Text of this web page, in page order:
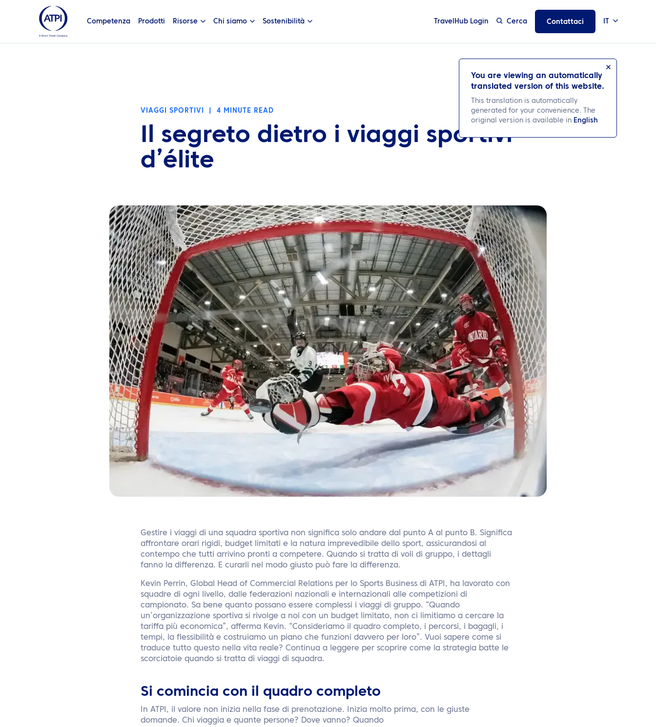
Competenza Prodotti Risorse Chi siamo Sostenibilità TravelHub Login Cerca Contattaci IT
You are viewing an automatically
translated version of this website.
This translation is automatically
generated for your convenience. The
original version is available in English
VIAGGI SPORTIVI 4 MINUTE READ
Il segreto dietro i viaggi sportivi
d’élite
Gestire i viaggi di una squadra sportiva non significa solo andare dal punto A al punto B. Significa
affrontare orari rigidi, budget limitati e la natura imprevedibile dello sport, assicurandosi al
contempo che tutti arrivino pronti a competere. Quando si tratta di voli di gruppo, i dettagli
fanno la differenza. E curarli nel modo giusto può fare la differenza.
Kevin Perrin, Global Head of Commercial Relations per lo Sports Business di ATPI, ha lavorato con
squadre di ogni livello, dalle federazioni nazionali e internazionali alle competizioni di
campionato. Sa bene quanto possano essere complessi i viaggi di gruppo. “Quando
un’organizzazione sportiva si rivolge a noi con un budget limitato, non ci limitiamo a cercare la
tariffa più economica”, afferma Kevin. “Consideriamo il quadro completo, i percorsi, i bagagli, i
tempi, la flessibilità e costruiamo un piano che funzioni davvero per loro”. Vuoi sapere come si
traduce tutto questo nella vita reale? Continua a leggere per scoprire come la strategia batte le
scorciatoie quando si tratta di viaggi di squadra.
Si comincia con il quadro completo
In ATPI, il valore non inizia nella fase di prenotazione. Inizia molto prima, con le giuste
domande. Chi viaggia e quante persone? Dove vanno? Quando